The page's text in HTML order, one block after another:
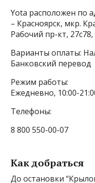
Yota расположен по
– Красноярск, мкр.
Рабочий пр-кт,
Варианты оплаты:
Банковский перевод
Режим работы:
Ежедневно, 10:00-
Телефоны:
8 800 550-00-07
Как добраться
До остановки